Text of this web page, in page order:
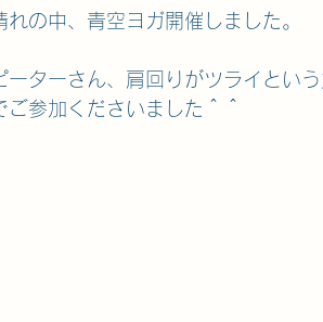
の中、青空ヨガ開催しました。
ターさん、肩回りがツライとい
参加くださいました＾＾